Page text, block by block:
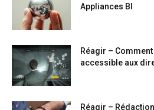
Appliances BI
Réagir – Comment
accessible aux
Réagir –